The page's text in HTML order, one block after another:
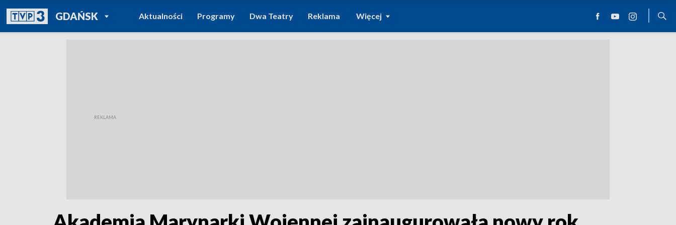
GDAŃSKPOWRÓT DO
TVP REGIONY
Aktualności Programy Dwa Teatry Reklama Więcej